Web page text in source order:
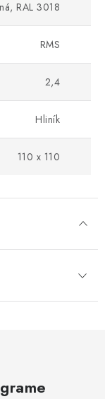
RAL 3018
RMS
2,4
Hliník
110 x 110